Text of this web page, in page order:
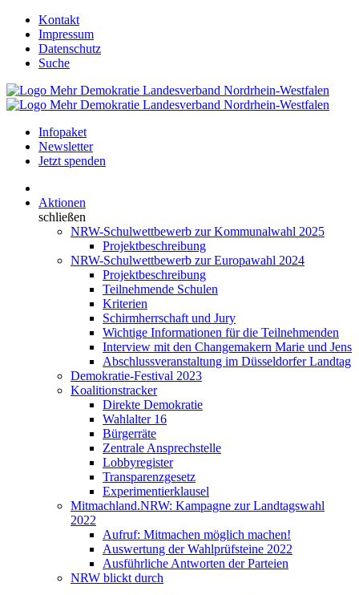
Kontakt
Impressum
Datenschutz
Suche
Infopaket
Newsletter
Jetzt spenden
Aktionen
schließen
NRW-Schulwettbewerb zur Kommunalwahl 2025
Projektbeschreibung
NRW-Schulwettbewerb zur Europawahl 2024
Projektbeschreibung
Teilnehmende Schulen
Kriterien
Schirmherrschaft und Jury
Wichtige Informationen für die Teilnehmenden
Interview mit den Changemakern Marie und Jens
Abschlussveranstaltung im Düsseldorfer Landtag
Demokratie-Festival 2023
Koalitionstracker
Direkte Demokratie
Wahlalter 16
Bürgerräte
Zentrale Ansprechstelle
Lobbyregister
Transparenzgesetz
Experimentierklausel
Mitmachland.NRW: Kampagne zur Landtagswahl
2022
Aufruf: Mitmachen möglich machen!
Auswertung der Wahlprüfsteine 2022
Ausführliche Antworten der Parteien
NRW blickt durch